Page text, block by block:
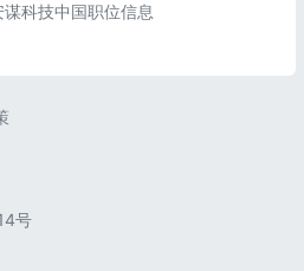
科技中国职位信息
号